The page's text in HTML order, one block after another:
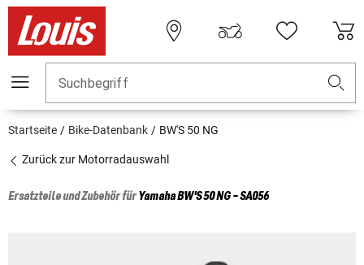
Suchbegriff
Startseite Bike-Datenbank BW'S 50 NG
Zurück zur Motorradauswahl
Ersatzteile und Zubehör fürYamahaBW'S 50 NG - SA056